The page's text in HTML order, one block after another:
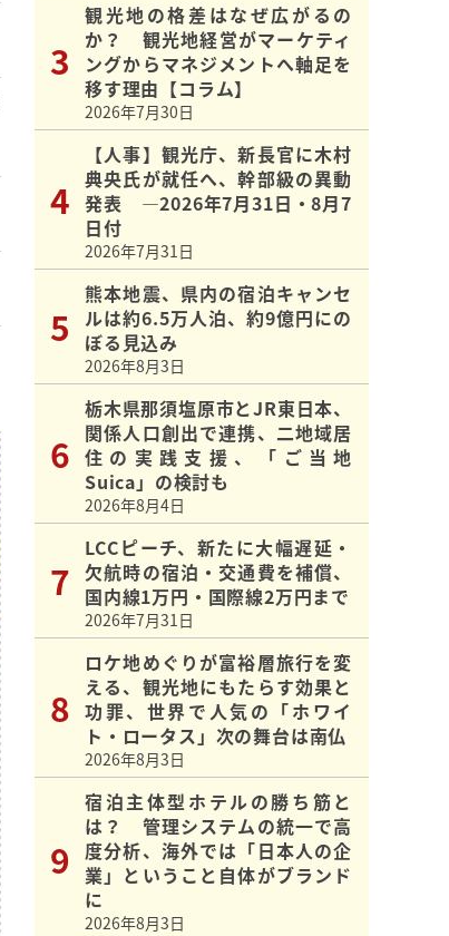
観光地の格差はなぜ広がるの
か？ 観光地経営がマーケティ
ングからマネジメントへ軸足を
移す理由【コラム】
2026年7月30日
【人事】観光庁、新長官に木村
典央氏が就任へ、幹部級の異動
発表 ―2026年7月31日・8月7
日付
2026年7月31日
熊本地震、県内の宿泊キャンセ
ルは約6.5万人泊、約9億円にの
ぼる見込み
2026年8月3日
栃木県那須塩原市とJR東日本、
関係人口創出で連携、二地域居
住の実践支援、「ご当地
Suica」の検討も
2026年8月4日
LCCピーチ、新たに大幅遅延・
欠航時の宿泊・交通費を補償、
国内線1万円・国際線2万円まで
2026年7月31日
ロケ地めぐりが富裕層旅行を変
える、観光地にもたらす効果と
功罪、世界で人気の「ホワイ
ト・ロータス」次の舞台は南仏
2026年8月3日
宿泊主体型ホテルの勝ち筋と
は？ 管理システムの統一で高
度分析、海外では「日本人の企
業」ということ自体がブランド
に
2026年8月3日